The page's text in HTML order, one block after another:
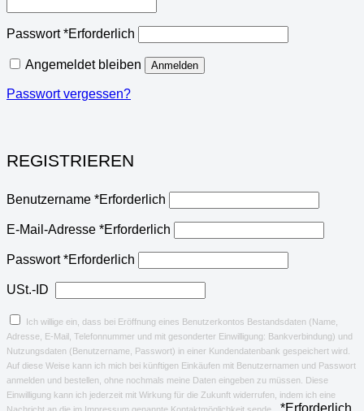
Passwort*Erforderlich
Angemeldet bleiben Anmelden
Passwort vergessen?
REGISTRIEREN
Benutzername *Erforderlich
E-Mail-Adresse *Erforderlich
Passwort*Erforderlich
USt.-ID
Ich willige ein, dass bei Eröffnung eines Benutzerkontos Bestandsdaten (Name,
Adresse, E-Mail, Telefonnummer und mit gesonderter Einwilligung: Bankverbindung) und
Nutzungsdaten (Benutzername, Passwort) in einer Kundendatenbank gespeichert wird.
Auf diese Weise kann ich mich bei künftigen Einkäufen mit Benutzernamen und Passwort
anmelden und bestellen, ohne nochmals meine Daten eingeben zu müssen. Diese
Einwilligung kann ich jederzeit mit Wirkung für die Zukunft widerrufen, indem ich eine